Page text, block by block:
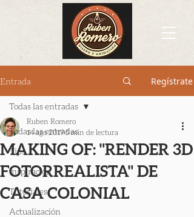
Entrada Regístrate
Todas las entradas
Tips
Inspiración
Tutoriales
Actualización
Todas las entradas
MAKING OF: "RENDER 3D
FOTORREALISTA" DE
CASA COLONIAL
Ruben Romero
14 ago 2019 5 min de lectura